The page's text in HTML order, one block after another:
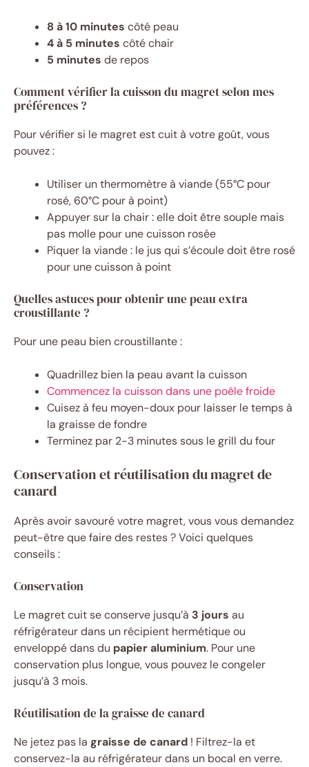
8 à 10 minutes côté peau
4 à 5 minutes côté chair
5 minutes de repos
Comment vérifier la cuisson du magret selon mes
préférences ?
Pour vérifier si le magret est cuit à votre goût, vous
pouvez :
Utiliser un thermomètre à viande (55°C pour
rosé, 60°C pour à point)
Appuyer sur la chair : elle doit être souple mais
pas molle pour une cuisson rosée
Piquer la viande : le jus qui s’écoule doit être rosé
pour une cuisson à point
Quelles astuces pour obtenir une peau extra
croustillante ?
Pour une peau bien croustillante :
Quadrillez bien la peau avant la cuisson
Commencez la cuisson dans une poêle froide
Cuisez à feu moyen-doux pour laisser le temps à
la graisse de fondre
Terminez par 2-3 minutes sous le grill du four
Conservation et réutilisation du magret de
canard
Après avoir savouré votre magret, vous vous demandez
peut-être que faire des restes ? Voici quelques
conseils :
Conservation
Le magret cuit se conserve jusqu’à 3 jours au
réfrigérateur dans un récipient hermétique ou
enveloppé dans du papier aluminium. Pour une
conservation plus longue, vous pouvez le congeler
jusqu’à 3 mois.
Réutilisation de la graisse de canard
Ne jetez pas la graisse de canard ! Filtrez-la et
conservez-la au réfrigérateur dans un bocal en verre.